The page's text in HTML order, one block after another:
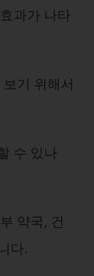
과가 나타
기 위해서
수 있나
약국, 건
다.